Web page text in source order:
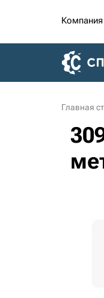
Компания
Главная